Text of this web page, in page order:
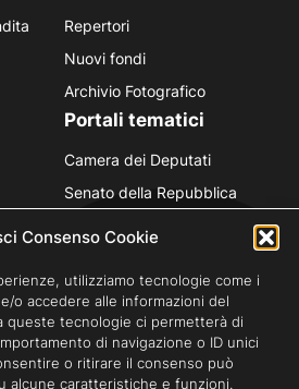
Consenso Cookie
utilizziamo tecnologie come i
o accedere alle informazioni del
queste tecnologie ci permetterà di
di navigazione o ID unici
o ritirare il consenso può
alcune caratteristiche e funzioni.
Repertori
Nuovi fondi
Archivio Fotografico
Portali tematici
Camera dei Deputati
Senato della Repubblica
Provincia in Luce
Luce per la didattica
Fare gli italiani